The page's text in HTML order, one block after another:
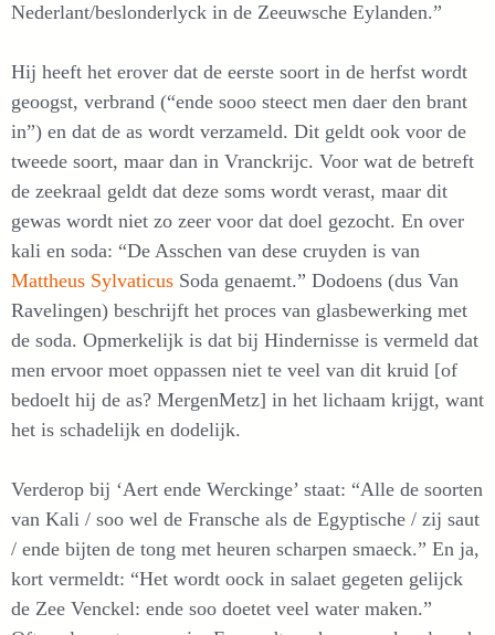
Nederlant/beslonderlyck in de Zeeuwsche Eylanden.”
Hij heeft het erover dat de eerste soort in de herfst wordt
geoogst, verbrand (“ende sooo steect men daer den brant
in”) en dat de as wordt verzameld. Dit geldt ook voor de
tweede soort, maar dan in Vranckrijc. Voor wat de betreft
de zeekraal geldt dat deze soms wordt verast, maar dit
gewas wordt niet zo zeer voor dat doel gezocht. En over
kali en soda: “De Asschen van dese cruyden is van
Mattheus Sylvaticus Soda genaemt.” Dodoens (dus Van
Ravelingen) beschrijft het proces van glasbewerking met
de soda. Opmerkelijk is dat bij Hindernisse is vermeld dat
men ervoor moet oppassen niet te veel van dit kruid [of
bedoelt hij de as? MergenMetz] in het lichaam krijgt, want
het is schadelijk en dodelijk.
Verderop bij ‘Aert ende Werckinge’ staat: “Alle de soorten
van Kali / soo wel de Fransche als de Egyptische / zij saut
/ ende bijten de tong met heuren scharpen smaeck.” En ja,
kort vermeldt: “Het wordt oock in salaet gegeten gelijck
de Zee Venckel: ende soo doetet veel water maken.”